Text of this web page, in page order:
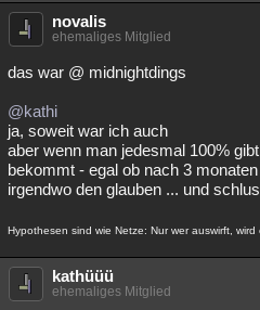
novalis
ehemaliges Mitglied
das war @ midnightdings
@kathi
ja, soweit war ich auch
aber wenn man jedesmal 100%
bekommt - egal ob nach 3
irgendwo den glauben ... und
Hypothesen sind wie Netze: Nur wer auswirft, wird
kathüüü
ehemaliges Mitglied